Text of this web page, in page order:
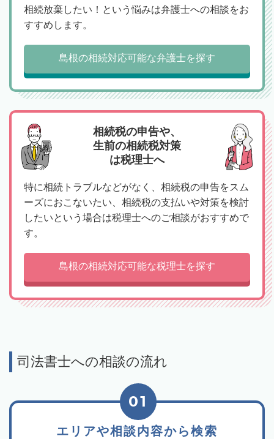
相続放棄したい！という悩みは弁護士への相談をお
すすめします。
島根の相続対応可能な弁護士を探す
相続税の申告や、
生前の相続税対策
は税理士へ
特に相続トラブルなどがなく、相続税の申告をスム
ーズにおこないたい、相続税の支払いや対策を検討
したいという場合は税理士へのご相談がおすすめで
す。
島根の相続対応可能な税理士を探す
司法書士への相談の流れ
エリアや相談内容から検索
01